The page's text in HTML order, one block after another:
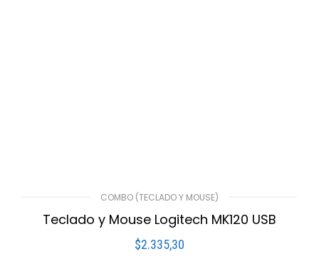
COMBO (TECLADO Y MOUSE)
Teclado y Mouse Logitech MK120 USB
$2.335,30